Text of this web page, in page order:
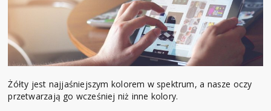
Żółty jest najjaśniejszym kolorem w spektrum, a nasze oczy
przetwarzają go wcześniej niż inne kolory.